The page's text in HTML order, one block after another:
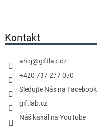
Kontakt
ahoj@giftlab.cz
+420 737 277 070
Sledujte Nás na Facebook
giftlab.cz
Náš kanál na YouTube